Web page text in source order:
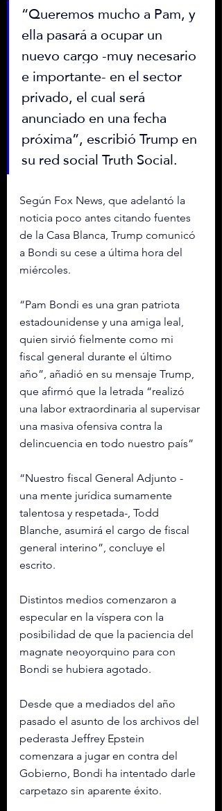
“Queremos mucho a Pam, y
ella pasará a ocupar un
nuevo cargo -muy necesario
e importante- en el sector
privado, el cual será
anunciado en una fecha
próxima”, escribió Trump en
su red social Truth Social.
Según Fox News, que adelantó la
noticia poco antes citando fuentes
de la Casa Blanca, Trump comunicó
a Bondi su cese a última hora del
miércoles.
“Pam Bondi es una gran patriota
estadounidense y una amiga leal,
quien sirvió fielmente como mi
fiscal general durante el último
año”, añadió en su mensaje Trump,
que afirmó que la letrada “realizó
una labor extraordinaria al supervisar
una masiva ofensiva contra la
delincuencia en todo nuestro país”
“Nuestro fiscal General Adjunto -
una mente jurídica sumamente
talentosa y respetada-, Todd
Blanche, asumirá el cargo de fiscal
general interino”, concluye el
escrito.
Distintos medios comenzaron a
especular en la víspera con la
posibilidad de que la paciencia del
magnate neoyorquino para con
Bondi se hubiera agotado.
Desde que a mediados del año
pasado el asunto de los archivos del
pederasta Jeffrey Epstein
comenzara a jugar en contra del
Gobierno, Bondi ha intentado darle
carpetazo sin aparente éxito.